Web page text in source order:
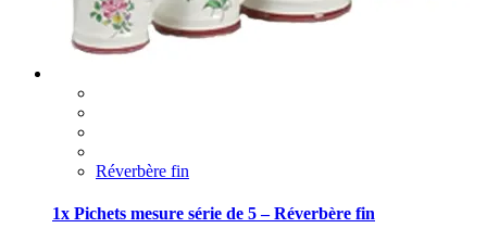
Réverbère fin
1x Pichets mesure série de 5 – Réverbère fin